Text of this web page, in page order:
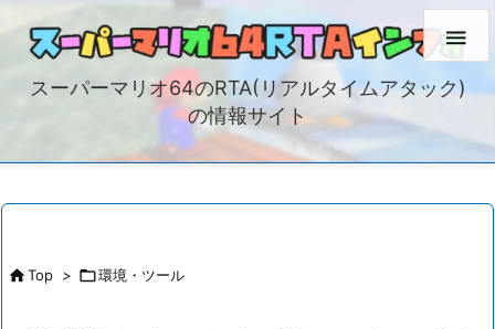
スーパーマリオ64のRTA(リアルタイムアタック)
の情報サイト

Top > 環境・ツール